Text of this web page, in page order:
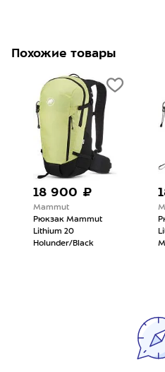
Похожие товары
18 900 ₽
Mammut
Рюкзак Mammut
Lithium 20
Holunder/Black